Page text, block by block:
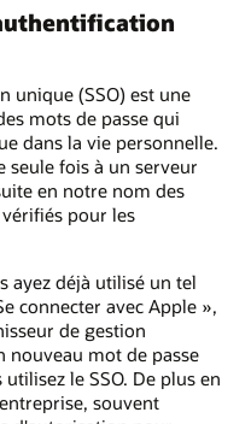
unique (SSO) est une
mots de passe qui
dans la vie personnelle.
seule fois à un serveur
en notre nom des
pour les
ayez déjà utilisé un tel
connecter avec Apple »,
de gestion
mot de passe
le SSO. De plus en
souvent